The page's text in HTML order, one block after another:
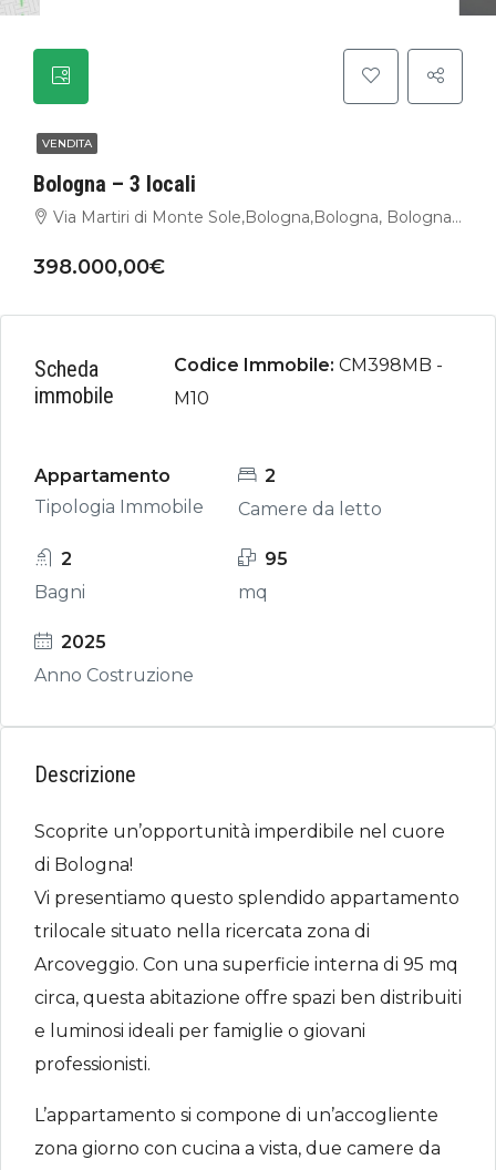
VENDITA
Bologna – 3 locali
Via Martiri di Monte Sole,Bologna,Bologna, Bologna,Italia
398.000,00€
Scheda
immobile
Codice Immobile: CM398MB -
M10
Appartamento
Tipologia Immobile
2
Camere da letto
2
Bagni
95
mq
2025
Anno Costruzione
Descrizione
Scoprite un’opportunità imperdibile nel cuore
di Bologna!
Vi presentiamo questo splendido appartamento
trilocale situato nella ricercata zona di
Arcoveggio. Con una superficie interna di 95 mq
circa, questa abitazione offre spazi ben distribuiti
e luminosi ideali per famiglie o giovani
professionisti.
L’appartamento si compone di un’accogliente
zona giorno con cucina a vista, due camere da